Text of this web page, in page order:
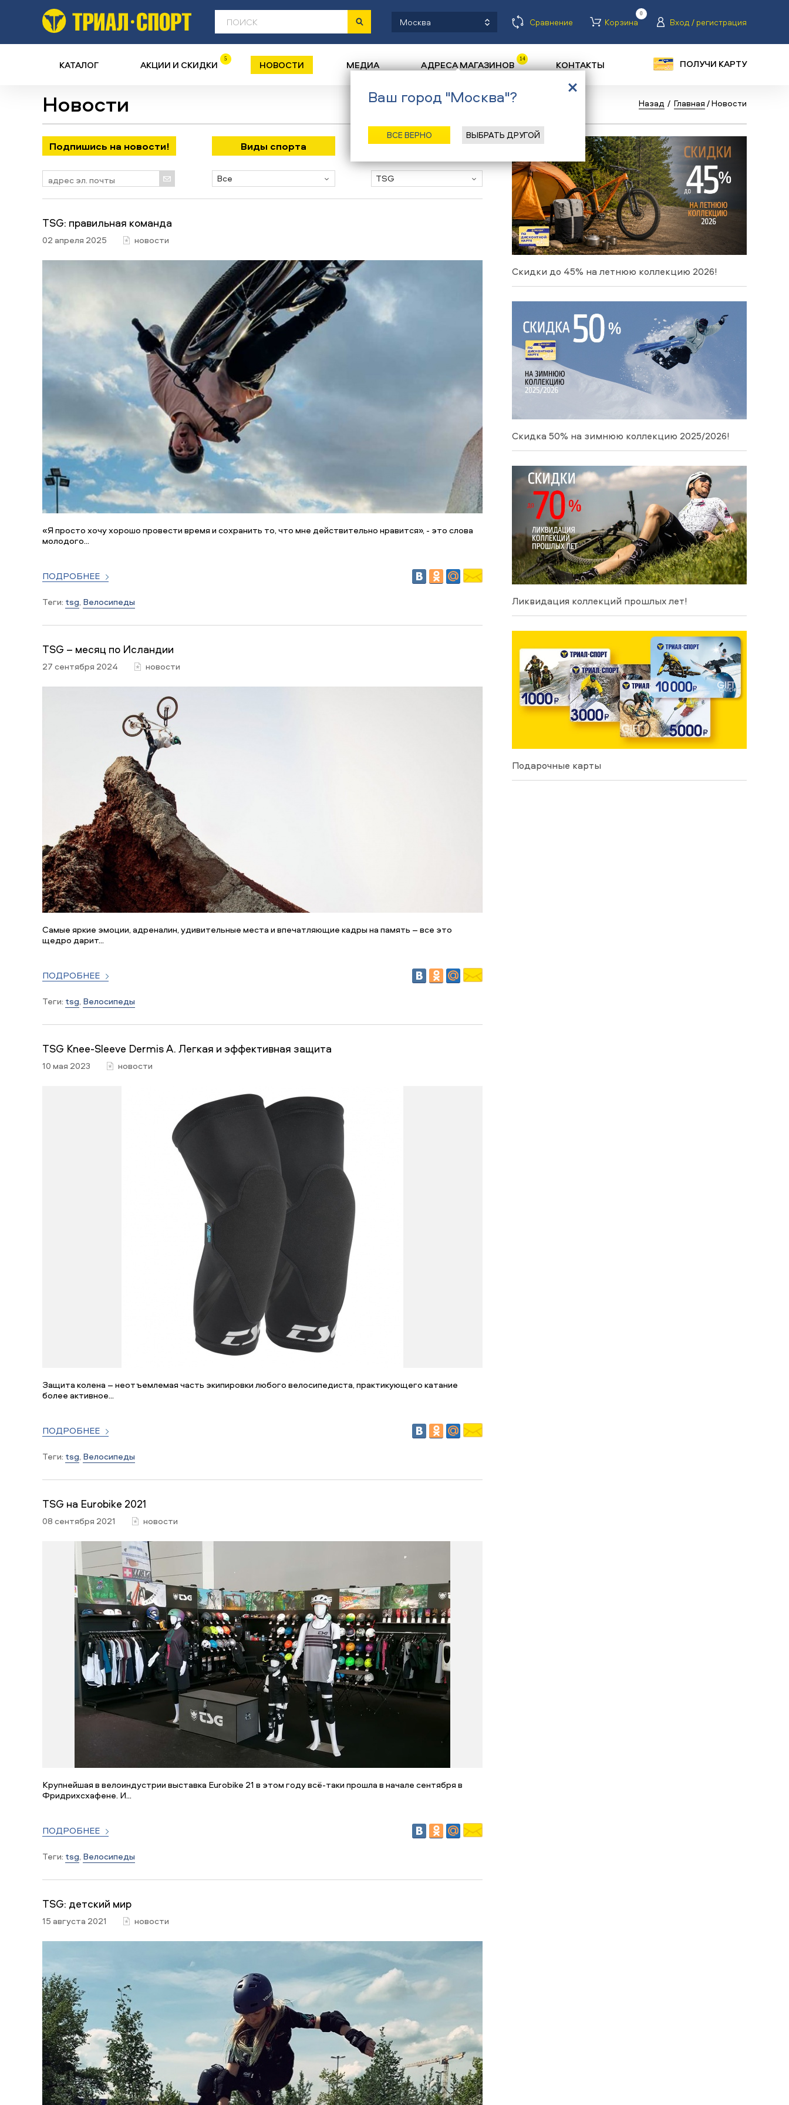
Москва Сравнение Корзина
0
Вход / регистрация
КАТАЛОГ АКЦИИ И СКИДКИ 5 НОВОСТИ МЕДИА АДРЕСА МАГАЗИНОВ 14 КОНТАКТЫ ПОЛУЧИ КАРТУ
Новости Назад / Главная /Новости
Подпишись на новости! Виды спорта
Все
Бренд
TSG
TSG: правильная команда
02 апреля 2025 новости
«Я просто хочу хорошо провести время и сохранить то, что мне действительно нравится», - это слова
молодого...
ПОДРОБНЕЕ
Теги: tsg, Велосипеды
TSG – месяц по Исландии
27 сентября 2024 новости
Самые яркие эмоции, адреналин, удивительные места и впечатляющие кадры на память – все это
щедро дарит...
ПОДРОБНЕЕ
Теги: tsg, Велосипеды
TSG Knee-Sleeve Dermis A. Легкая и эффективная защита
10 мая 2023 новости
Защита колена – неотъемлемая часть экипировки любого велосипедиста, практикующего катание
более активное...
ПОДРОБНЕЕ
Теги: tsg, Велосипеды
TSG на Eurobike 2021
08 сентября 2021 новости
Крупнейшая в велоиндустрии выставка Eurobike 21 в этом году всё-таки прошла в начале сентября в
Фридрихсхафене. И...
ПОДРОБНЕЕ
Теги: tsg, Велосипеды
TSG: детский мир
15 августа 2021 новости
Скидки до 45% на летнюю коллекцию 2026!
Скидка 50% на зимнюю коллекцию 2025/2026!
Ликвидация коллекций прошлых лет!
Подарочные карты
Ваш город "Москва"?
ВСЕ ВЕРНО ВЫБРАТЬ ДРУГОЙ